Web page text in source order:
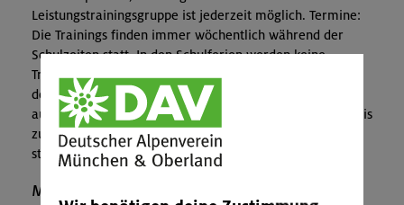
Leistungstrainingsgruppe ist jederzeit möglich. Termine:
Die Trainings finden immer wöchentlich während der
Schulzeiten statt. In den Schulferien werden keine
Trainings angeboten. Der Trainingszeitraum beginnt in
der ersten Oktoberwoche und endet nach 30 Terminen
automatisch. Es besteht kein Erstattungsanspruch, falls bis
zu 6 Einzeltermine wegen Ausfalls eines Trainers nicht
stattfinden können.
Maximale Teilnehmerzahl: